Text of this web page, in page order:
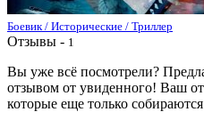
Боевик / Исторические / Триллер
Отзывы - 1
Вы уже всё посмотрели?
отзывом от увиденного! Ваш
которые еще только